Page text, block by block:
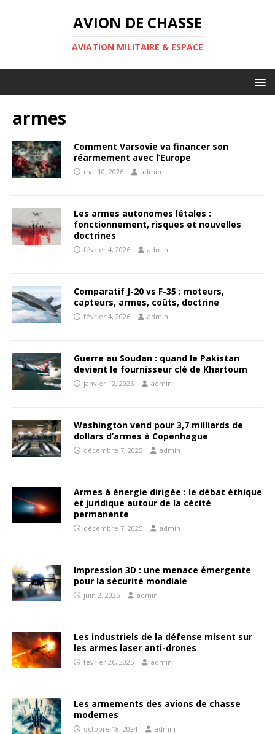
AVION DE CHASSE
AVIATION MILITAIRE & ESPACE
armes
Comment Varsovie va financer son
réarmement avec l’Europe
mai 10, 2026 admin
Les armes autonomes létales :
fonctionnement, risques et nouvelles
doctrines
février 4, 2026 admin
Comparatif J-20 vs F-35 : moteurs,
capteurs, armes, coûts, doctrine
février 4, 2026 admin
Guerre au Soudan : quand le Pakistan
devient le fournisseur clé de Khartoum
janvier 12, 2026 admin
Washington vend pour 3,7 milliards de
dollars d’armes à Copenhague
décembre 7, 2025 admin
Armes à énergie dirigée : le débat éthique
et juridique autour de la cécité
permanente
décembre 7, 2025 admin
Impression 3D : une menace émergente
pour la sécurité mondiale
juin 2, 2025 admin
Les industriels de la défense misent sur
les armes laser anti-drones
février 26, 2025 admin
Les armements des avions de chasse
modernes
octobre 18, 2024 admin